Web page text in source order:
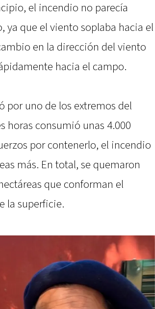
el incendio no parecía
ya que el viento soplaba hacia el
en la dirección del viento
hacia el campo.
por uno de los extremos del
horas consumió unas 4.000
por contenerlo, el incendio
más. En total, se quemaron
que conforman el
la superficie.